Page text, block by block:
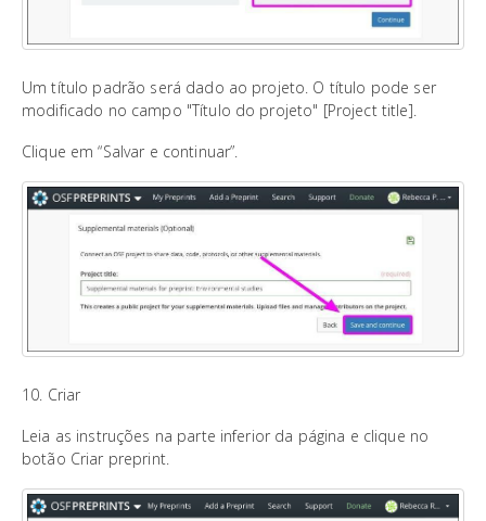
Um título padrão será dado ao projeto. O título pode ser
modificado no campo "Título do projeto" [Project title].
Clique em “Salvar e continuar”.
10. Criar
Leia as instruções na parte inferior da página e clique no
botão Criar preprint.